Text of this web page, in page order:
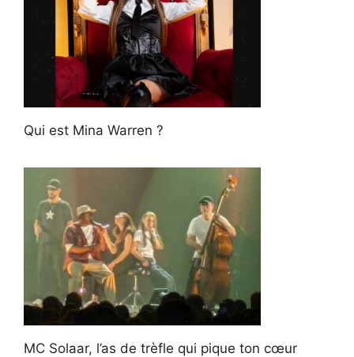
Qui est Mina Warren ?
MC Solaar, l’as de trèfle qui pique ton cœur